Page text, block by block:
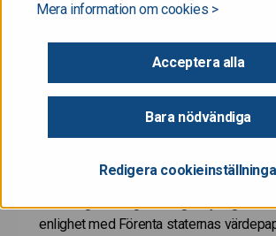
Mera information om cookies >
Acceptera alla
Bara nödvändiga
Redigera
publiceras eller annars spridas i eller till
eller uppmaning att göra köpeanbud av
Förenta staterna. Dessa värdepapper är
registrerade och kommer inte att
Förenta staternas värdepapperslag av år
(inklusive ändringar) (”Förenta staternas
värdepapperslag”) och de får inte bjudas
i Förenta staterna om de inte har
undantag från registreringsskyldigheten
enlighet med Förenta staternas